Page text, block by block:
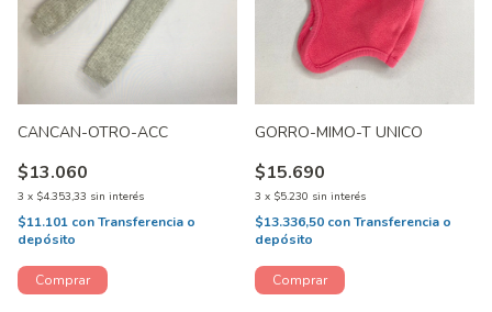
CANCAN-OTRO-ACC
$13.060
3 x $4.353,33 sin interés
$11.101 conTransferencia o
depósito
GORRO-MIMO-T UNICO
$15.690
3 x $5.230 sin interés
$13.336,50 conTransferencia o
depósito